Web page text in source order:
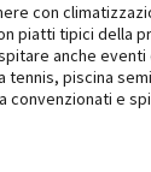
con
piatti tipici della
anche eventi
tennis, piscina
e